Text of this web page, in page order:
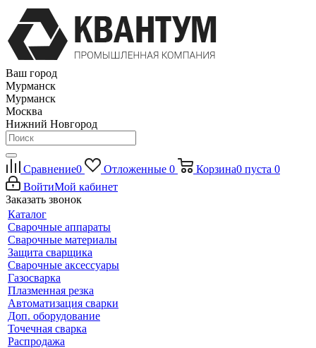
Ваш город
Мурманск
Мурманск
Москва
Нижний Новгород
Сравнение0 Отложенные 0 Корзина0 пуста 0
ВойтиМой кабинет
Заказать звонок
Каталог
Сварочные аппараты
Сварочные материалы
Защита сварщика
Сварочные аксессуары
Газосварка
Плазменная резка
Автоматизация сварки
Доп. оборудование
Точечная сварка
Распродажа